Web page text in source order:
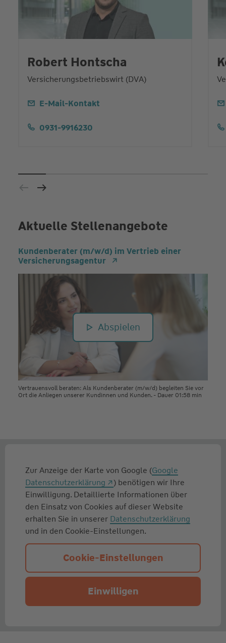
Robert Hontscha
Versicherungsbetriebswirt (DVA)
E-Mail-Kontakt
0931-9916230
Aktuelle Stellenangebote
Kundenberater (m/w/d) im Vertrieb einer
Versicherungsagentur
Abspielen
Vertrauensvoll beraten: Als Kundenberater (m/w/d) begleiten Sie vor
Ort die Anliegen unserer Kundinnen und Kunden. - Dauer 01:58 min
Zur Anzeige der Karte von Google (Google
Datenschutzerklärung
) benötigen wir Ihre
Einwilligung. Detaillierte Informationen über
den Einsatz von Cookies auf dieser Website
erhalten Sie in unserer Datenschutzerklärung
und in den Cookie-Einstellungen.
Cookie-Einstellungen
Einwilligen